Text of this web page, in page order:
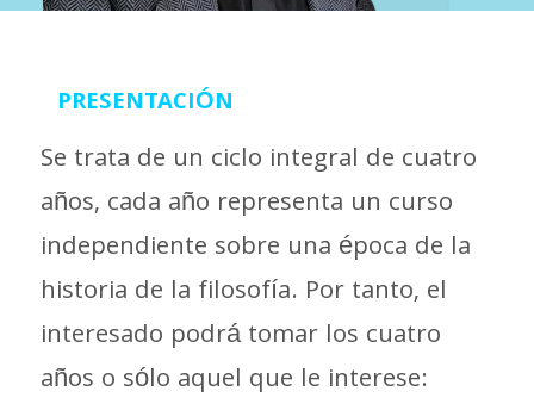
PRESENTACIÓN
Se trata de un ciclo integral de cuatro
años, cada año representa un curso
independiente sobre una época de la
historia de la filosofía. Por tanto, el
interesado podrá tomar los cuatro
años o sólo aquel que le interese: